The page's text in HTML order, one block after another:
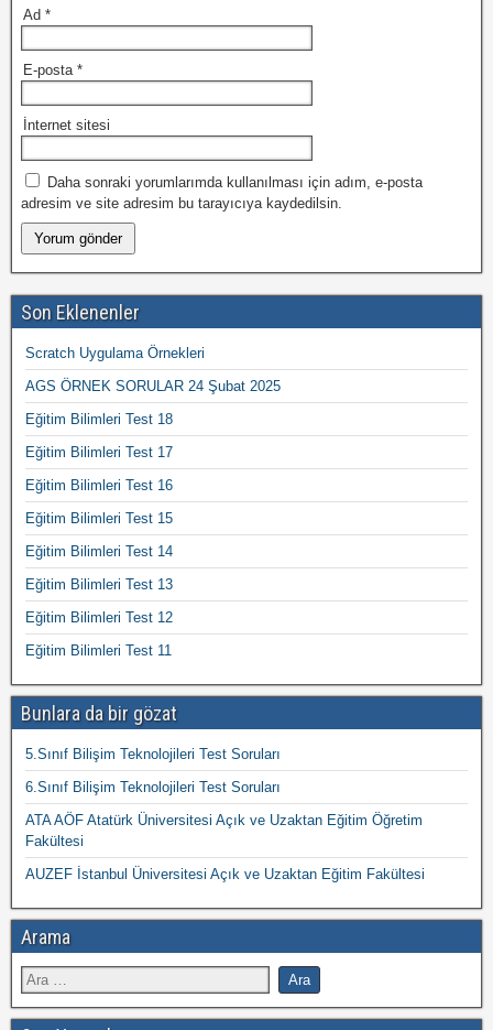
Ad *
E-posta *
İnternet sitesi
Daha sonraki yorumlarımda kullanılması için adım, e-posta
adresim ve site adresim bu tarayıcıya kaydedilsin.
Son Eklenenler
Scratch Uygulama Örnekleri
AGS ÖRNEK SORULAR 24 Şubat 2025
Eğitim Bilimleri Test 18
Eğitim Bilimleri Test 17
Eğitim Bilimleri Test 16
Eğitim Bilimleri Test 15
Eğitim Bilimleri Test 14
Eğitim Bilimleri Test 13
Eğitim Bilimleri Test 12
Eğitim Bilimleri Test 11
Bunlara da bir gözat
5.Sınıf Bilişim Teknolojileri Test Soruları
6.Sınıf Bilişim Teknolojileri Test Soruları
ATA AÖF Atatürk Üniversitesi Açık ve Uzaktan Eğitim Öğretim
Fakültesi
AUZEF İstanbul Üniversitesi Açık ve Uzaktan Eğitim Fakültesi
Arama